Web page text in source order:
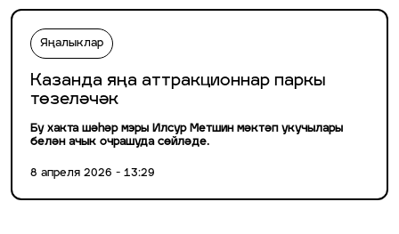
Яңалыклар
Казанда яңа аттракционнар паркы
төзеләчәк
Бу хакта шәһәр мэры Илсур Метшин мәктәп укучылары
белән ачык очрашуда сөйләде.
8 апреля 2026 - 13:29